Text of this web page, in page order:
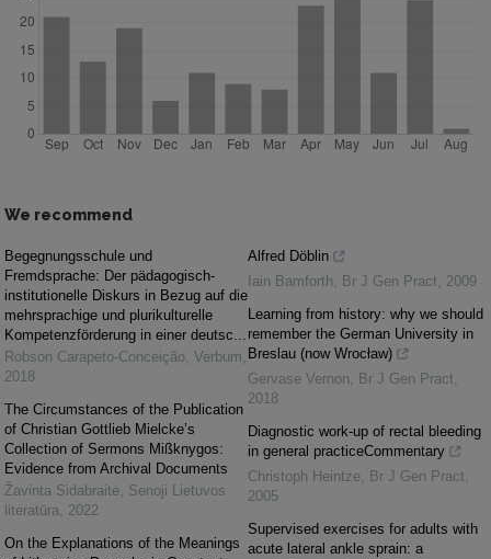
We recommend
Begegnungsschule und
Fremdsprache: Der pädagogisch-
institutionelle Diskurs in Bezug auf die
mehrsprachige und plurikulturelle
Kompetenzförderung in einer deutsc...
Robson Carapeto-Conceição, Verbum,
2018
The Circumstances of the Publication
of Christian Gottlieb Mielcke’s
Collection of Sermons Mißknygos:
Evidence from Archival Documents
Žavinta Sidabraitė, Senoji Lietuvos
literatūra, 2022
On the Explanations of the Meanings
Alfred Döblin
Iain Bamforth, Br J Gen Pract, 2009
Learning from history: why we should
remember the German University in
Breslau (now Wrocław)
Gervase Vernon, Br J Gen Pract,
2018
Diagnostic work-up of rectal bleeding
in general practiceCommentary
Christoph Heintze, Br J Gen Pract,
2005
Supervised exercises for adults with
acute lateral ankle sprain: a